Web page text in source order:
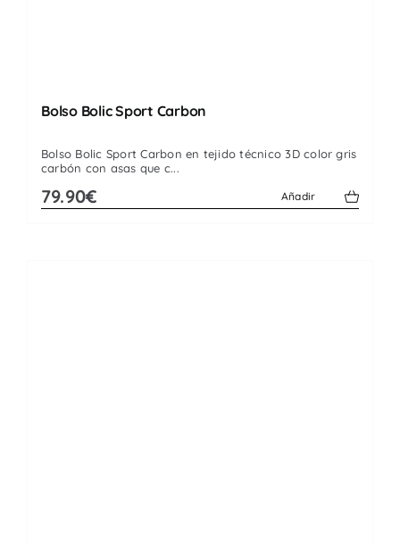
Bolso Bolic Sport Carbon
Bolso Bolic Sport Carbon en tejido técnico 3D color gris
carbón con asas que c...
79.90€ Añadir